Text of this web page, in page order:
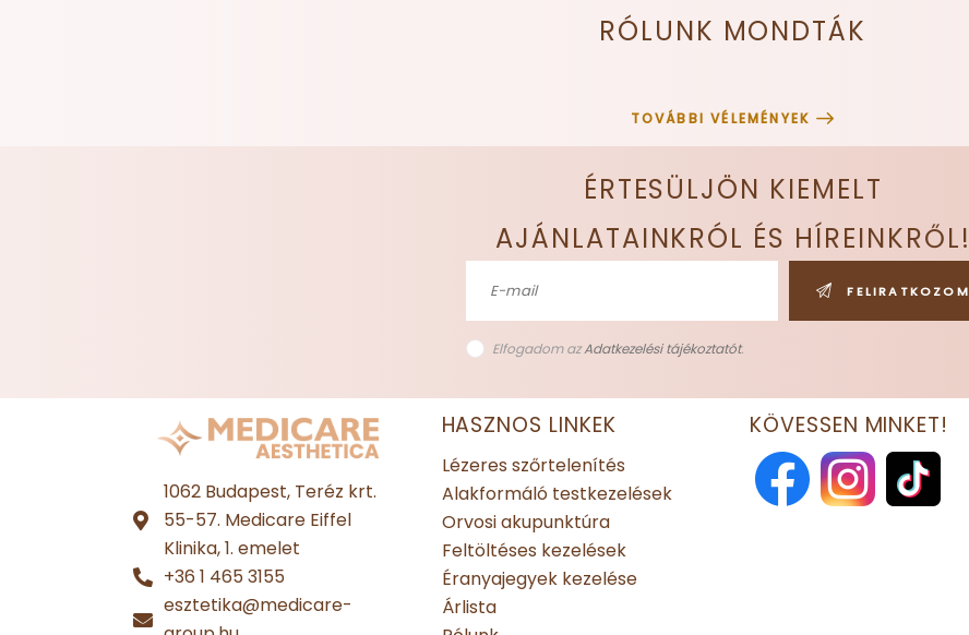
RÓLUNK MONDTÁK
TOVÁBBI VÉLEMÉNYEK
ÉRTESÜLJÖN KIEMELT
AJÁNLATAINKRÓL ÉS HÍREINKRŐL!
FELIRATKOZOM
Elfogadom azAdatkezelési tájékoztatót.
1062 Budapest, Teréz krt.
55-57. Medicare Eiffel
Klinika, 1. emelet
+36 1 465 3155
esztetika@medicare-
HASZNOS LINKEK
Lézeres szőrtelenítés
Alakformáló testkezelések
Orvosi akupunktúra
Feltöltéses kezelések
Éranyajegyek kezelése
Árlista
KÖVESSEN MINKET!